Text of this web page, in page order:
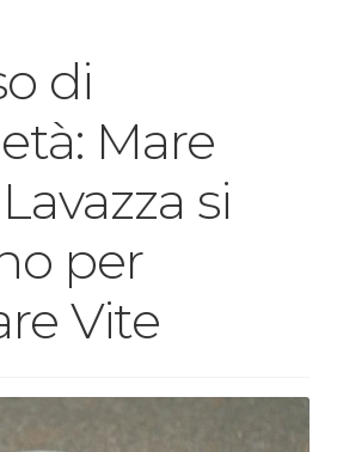
di
Mare
si
per
Vite